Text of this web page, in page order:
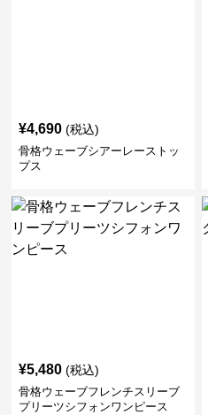
¥4,690 (税込)
骨格ウェーブシアーレーストッ
プス
¥5,480 (税込)
骨格ウェーブフレンチスリーブ
プリーツシフォンワンピース